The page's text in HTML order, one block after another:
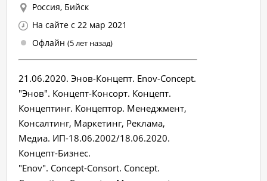
Россия, Бийск
На сайте с 22 мар 2021
Офлайн (5 лет назад)
21.06.2020. Энов-Концепт. Enov-Concept.
"Энов". Концепт-Консорт. Концепт.
Концептинг. Концептор. Менеджмент,
Консалтинг, Маркетинг, Реклама,
Медиа. ИП-18.06.2002/18.06.2020.
Концепт-Бизнес.
"Enov". Concept-Consort. Concept.